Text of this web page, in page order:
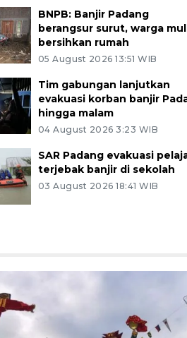
BNPB: Banjir Padang
berangsur surut, warga
bersihkan rumah
05 August 2026 13:51 WIB
Tim gabungan lanjutkan
evakuasi korban banjir
hingga malam
04 August 2026 3:23 WIB
SAR Padang evakuasi
terjebak banjir di sekolah
03 August 2026 18:41 WIB